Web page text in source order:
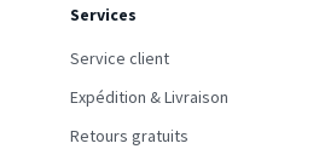
Services
Service client
Expédition & Livraison
Retours gratuits